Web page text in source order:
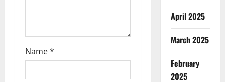
Name*
April 2025
March 2025
February
2025